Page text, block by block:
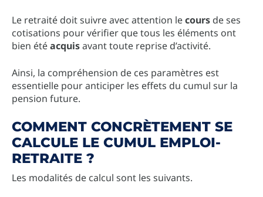
Le retraité doit suivre avec attention lecours de ses
cotisations pour vérifier que tous les éléments ont
bien étéacquisavant toute reprise d’activité.
Ainsi, la compréhension de ces paramètres est
essentielle pour anticiper les effets du cumul sur la
pension future.
COMMENT CONCRÈTEMENT SE
CALCULE LE CUMUL EMPLOI-
RETRAITE ?
Les modalités de calcul sont les suivants.